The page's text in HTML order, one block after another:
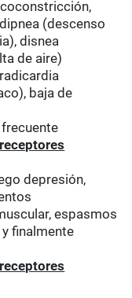
(descenso
disnea
de aire)
baja de
depresión,
espasmos
finalmente